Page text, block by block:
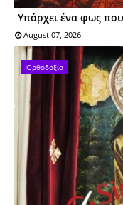
Υπάρχει ένα φως
August 07, 2026
Ορθοδοξία